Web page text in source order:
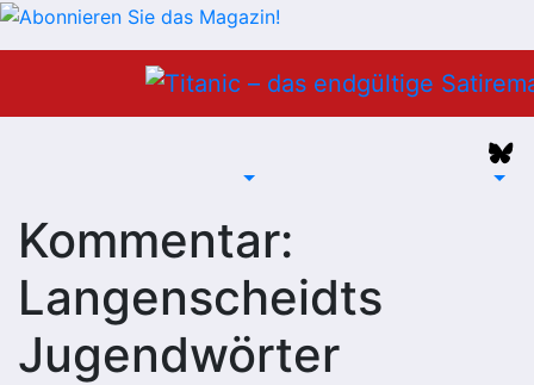
Kommentar:
Langenscheidts
Jugendwörter